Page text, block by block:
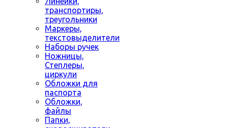
транспортиры,
треугольники
Маркеры,
текстовыделители
Наборы ручек
Ножницы,
Степлеры,
циркули
Обложки для
паспорта
Обложки,
файлы
Папки,